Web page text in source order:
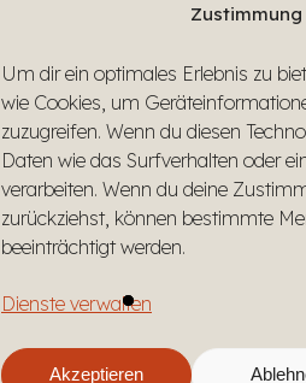
Um dir ein optimales Erlebnis zu
wie Cookies, um
zuzugreifen. Wenn du diesen
Daten wie das Surfverhalten oder
verarbeiten. Wenn du deine
zurückziehst, können bestimmte
beeinträchtigt werden.
Dienste verwalten
Akzeptieren